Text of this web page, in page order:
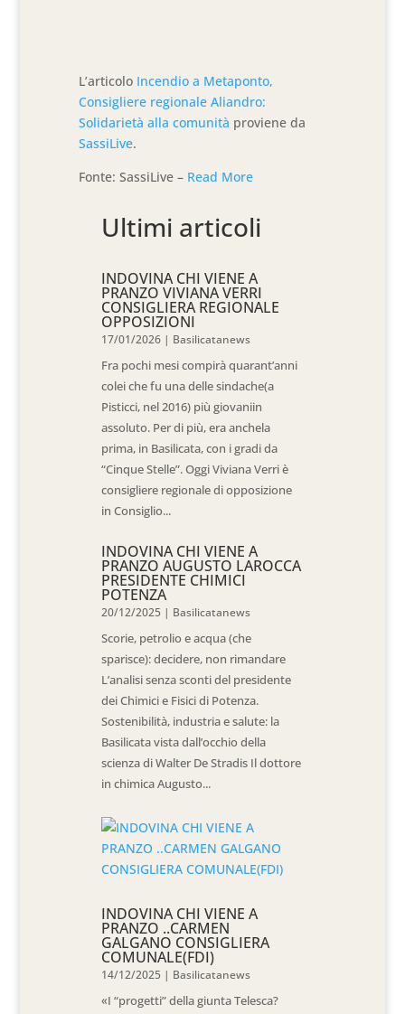
L’articolo Incendio a Metaponto,
Consigliere regionale Aliandro:
Solidarietà alla comunità proviene da
SassiLive.
Fonte: SassiLive – Read More
Ultimi articoli
INDOVINA CHI VIENE A
PRANZO VIVIANA VERRI
CONSIGLIERA REGIONALE
OPPOSIZIONI
17/01/2026 | Basilicatanews
Fra pochi mesi compirà quarant’anni
colei che fu una delle sindache(a
Pisticci, nel 2016) più giovaniin
assoluto. Per di più, era anchela
prima, in Basilicata, con i gradi da
“Cinque Stelle”. Oggi Viviana Verri è
consigliere regionale di opposizione
in Consiglio...
INDOVINA CHI VIENE A
PRANZO AUGUSTO LAROCCA
PRESIDENTE CHIMICI
POTENZA
20/12/2025 | Basilicatanews
Scorie, petrolio e acqua (che
sparisce): decidere, non rimandare
L’analisi senza sconti del presidente
dei Chimici e Fisici di Potenza.
Sostenibilità, industria e salute: la
Basilicata vista dall’occhio della
scienza di Walter De Stradis Il dottore
in chimica Augusto...
INDOVINA CHI VIENE A
PRANZO ..CARMEN
GALGANO CONSIGLIERA
COMUNALE(FDI)
14/12/2025 | Basilicatanews
«I “progetti” della giunta Telesca?